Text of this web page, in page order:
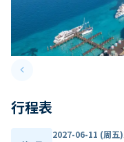
keyboard_arrow_leftPrevious slide
行程表
2027-06-11 (周五)